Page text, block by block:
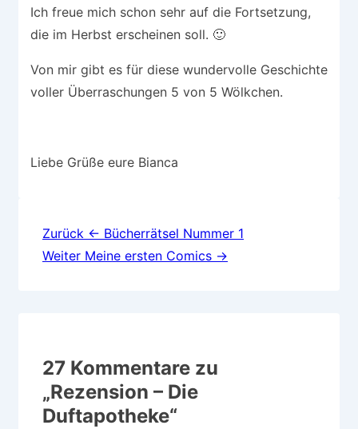
Ich freue mich schon sehr auf die Fortsetzung,
die im Herbst erscheinen soll. 🙂
Von mir gibt es für diese wundervolle Geschichte
voller Überraschungen 5 von 5 Wölkchen.
Liebe Grüße eure Bianca
Beitragsnavigation
Zurück ← Bücherrätsel Nummer 1
Weiter Meine ersten Comics →
27 Kommentare zu
„Rezension – Die
Duftapotheke“